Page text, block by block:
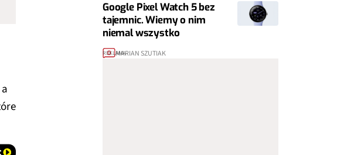
Google Pixel Watch 5 bez
tajemnic. Wiemy o nim
niemal wszystko
0 MARIAN SZUTIAK